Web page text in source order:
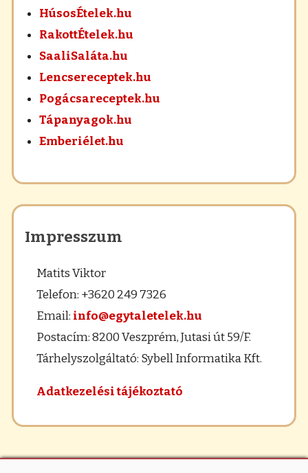
HúsosÉtelek.hu
RakottÉtelek.hu
SaaliSaláta.hu
Lencsereceptek.hu
Pogácsareceptek.hu
Tápanyagok.hu
Emberiélet.hu
Impresszum
Matits Viktor
Telefon: +3620 249 7326
Email: info@egytaletelek.hu
Postacím: 8200 Veszprém, Jutasi út 59/F.
Tárhelyszolgáltató: Sybell Informatika Kft.
Adatkezelési tájékoztató